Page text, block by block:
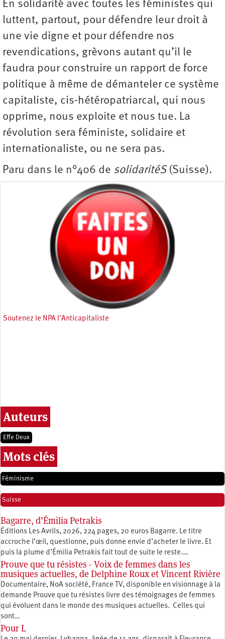
En solidarité avec toutes les féministes qui
luttent, partout, pour défendre leur droit à
une vie digne et pour défendre nos
revendications, grèvons autant qu’il le
faudra pour construire un rapport de force
politique à même de démanteler ce système
capitaliste, cis-hétéropatriarcal, qui nous
opprime, nous exploite et nous tue. La
révolution sera féministe, solidaire et
internationaliste, ou ne sera pas.
Paru dans le n°406 de solidaritéS(Suisse).
Soutenez le NPA l'Anticapitaliste
Auteurs
Effe Deux
Mots clés
Féminisme
Suisse
Bagarre, d’Émilia Petrakis
Éditions Les Avrils, 2026, 224 pages, 20 euros Bagarre. Le titre
accroche l’œil, questionne, puis donne envie d’acheter le livre. Et
puis la plume d’Émilia Petrakis fait tout de suite le reste.…
Prouve que tu résistes - Voix de femmes dans les
musiques actuelles, de Delphine Roux et Vincent Rivière
Documentaire, NoA société, France TV, disponible en visionnage à la
demande Prouve que tu résistes livre des témoignages de femmes
qui évoluent dans le monde des musiques actuelles. Celles qui
sont…
Pour L